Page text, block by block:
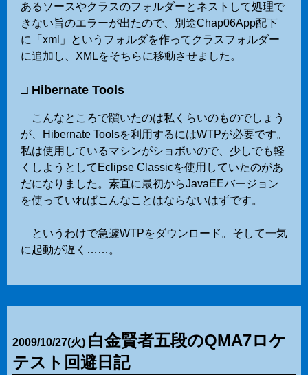
あるソースやクラスのフォルダーとネストして処理で
きない旨のエラーが出たので、別途Chap06App配下
に「xml」というフォルダを作ってクラスフォルダー
に追加し、XMLをそちらに移動させました。
□ Hibernate Tools
こんなところで躓いたのは私くらいのものでしょう
が、Hibernate Toolsを利用するにはWTPが必要です。
私は使用しているマシンがショボいので、少しでも軽
くしようとしてEclipse Classicを使用していたのがあ
だになりました。素直に最初からJavaEEバージョン
を使っていればこんなことはならないはずです。
というわけで急遽WTPをダウンロード。そして一気
に起動が遅く……。
2009/10/27(火) 白金賢者五段のQMA7ロケ
テスト回避日記